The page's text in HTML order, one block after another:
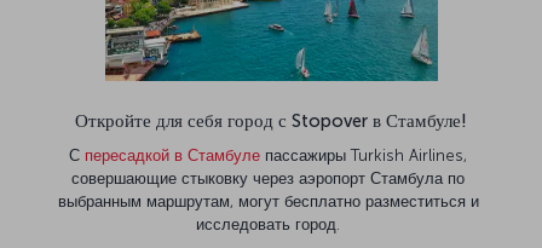
Откройте для себя город с Stopover в Стамбуле!
С пересадкой в Стамбуле пассажиры Turkish Airlines,
совершающие стыковку через аэропорт Стамбула по
выбранным маршрутам, могут бесплатно разместиться и
исследовать город.